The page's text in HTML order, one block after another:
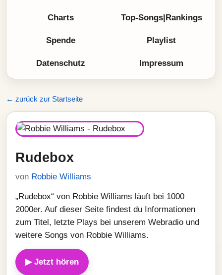
Charts Top-Songs|Rankings
Spende Playlist
Datenschutz Impressum
← zurück zur Startseite
Rudebox
von Robbie Williams
„Rudebox“ von Robbie Williams läuft bei 1000
2000er. Auf dieser Seite findest du Informationen
zum Titel, letzte Plays bei unserem Webradio und
weitere Songs von Robbie Williams.
▶ Jetzt hören